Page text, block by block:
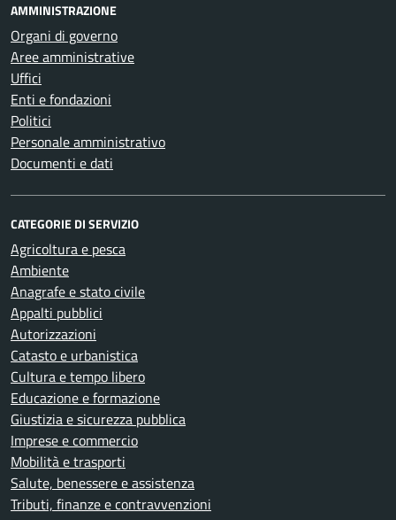
AMMINISTRAZIONE
Organi di governo
Aree amministrative
Uffici
Enti e fondazioni
Politici
Personale amministrativo
Documenti e dati
CATEGORIE DI SERVIZIO
Agricoltura e pesca
Ambiente
Anagrafe e stato civile
Appalti pubblici
Autorizzazioni
Catasto e urbanistica
Cultura e tempo libero
Educazione e formazione
Giustizia e sicurezza pubblica
Imprese e commercio
Mobilità e trasporti
Salute, benessere e assistenza
Tributi, finanze e contravvenzioni